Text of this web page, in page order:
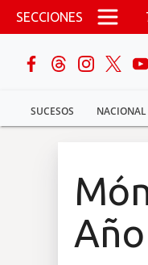
Pasar al contenido
SECCIONES
SUCESOS NACIONAL
buscar
Sucesos